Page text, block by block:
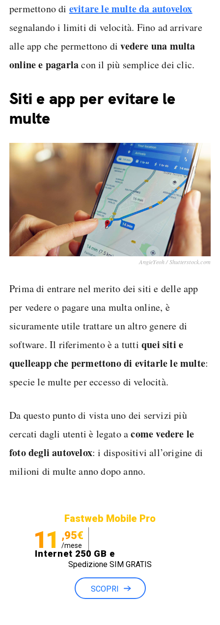
permettono di evitare le multe da autovelox
segnalando i limiti di velocità. Fino ad arrivare
alle app che permettono divedere una multa
online e pagarlacon il più semplice dei clic.
Siti e app per evitare le
multe
AngieYeoh / Shutterstock.com
Prima di entrare nel merito dei siti e delle app
per vedere o pagare una multa online, è
sicuramente utile trattare un altro genere di
software. Il riferimento è a tutti quei siti e
quelleapp che permettono di evitarle le multe:
specie le multe per eccesso di velocità.
Da questo punto di vista uno dei servizi più
cercati dagli utenti è legato acome vedere le
foto degli autovelox: i dispositivi all’origine di
milioni di multe anno dopo anno.
Fastweb Mobile Pro
11 ,95€
/mese
Internet 250 GB e
Minuti illimitati
Spedizione SIM GRATIS
SCOPRI